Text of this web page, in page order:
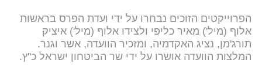
הפרוייקטים הזוכים נבחרו על ידי ועדת הפרס בראשות
אלוף (מיל') מאיר כליפי ולצידו אלוף (מיל') איציק
תורג'מן, נציג האקדמיה, ומזכיר הוועדה, אשר וגנר.
המלצות הוועדה אושרו על ידי שר הביטחון ישראל כ"ץ.